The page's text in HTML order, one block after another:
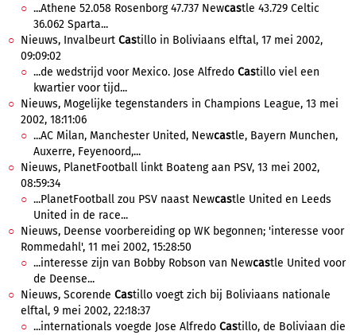
...Athene 52.058 Rosenborg 47.737 Newcastle 43.729 Celtic
36.062 Sparta...
Nieuws, Invalbeurt Castillo in Boliviaans elftal, 17 mei 2002,
09:09:02
...de wedstrijd voor Mexico. Jose Alfredo Castillo viel een
kwartier voor tijd...
Nieuws, Mogelijke tegenstanders in Champions League, 13 mei
2002, 18:11:06
...AC Milan, Manchester United, Newcastle, Bayern Munchen,
Auxerre, Feyenoord,...
Nieuws, PlanetFootball linkt Boateng aan PSV, 13 mei 2002,
08:59:34
...PlanetFootball zou PSV naast Newcastle United en Leeds
United in de race...
Nieuws, Deense voorbereiding op WK begonnen; 'interesse voor
Rommedahl', 11 mei 2002, 15:28:50
...interesse zijn van Bobby Robson van Newcastle United voor
de Deense...
Nieuws, Scorende Castillo voegt zich bij Boliviaans nationale
elftal, 9 mei 2002, 22:18:37
...internationals voegde Jose Alfredo Castillo, de Boliviaan die